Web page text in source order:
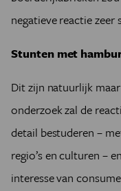
negatieve reactie zeer
Stunten met
Dit zijn natuurlijk
onderzoek zal de
detail bestuderen –
regio’s en culturen –
interesse van